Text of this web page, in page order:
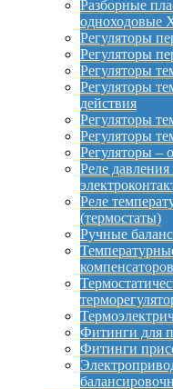
Разборные
одноходовые
Регуляторы
Регуляторы
Регуляторы
Регуляторы
действия
Регуляторы
Регуляторы
Регуляторы –
Реле
Реле
(термостаты)
Ручные
Фитинги для
Фитинги